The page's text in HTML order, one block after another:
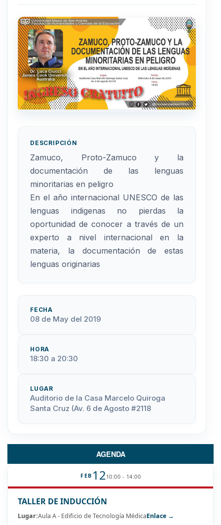
DESCRIPCIÓN
Zamuco, Proto-Zamuco y la
documentación de las lenguas
minoritarias en peligro
En el año internacional UNESCO de las
lenguas indigenas no pierdas la
oportunidad de conocer a través de un
experto a nivel internacional en la
materia, la documentación de estas
lenguas originarias
FECHA
08 de May del 2019
HORA
18:30 a 20:30
LUGAR
Auditorio de la Casa Marcelo Quiroga
Santa Cruz (Av. 6 de Agosto #2118
AGENDA
FEB 1210:00 - 14:00
TALLER DE INDUCCIÓN
Lugar:Aula A - Edificio de Tecnología MédicaEnlace →